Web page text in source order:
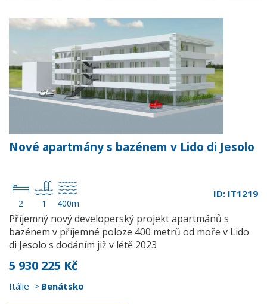
Nové apartmány s bazénem v Lido di Jesolo
2 1 400m
ID: IT1219
Příjemný nový developerský projekt apartmánů s
bazénem v příjemné poloze 400 metrů od moře v Lido
di Jesolo s dodáním již v létě 2023
5 930 225 Kč
Itálie Benátsko